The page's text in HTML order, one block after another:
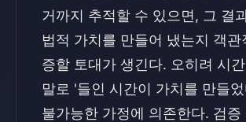
거까지 추적할 수 있으면, 그 결
법적 가치를 만들어 냈는지 객관
증할 토대가 생긴다. 오히려 시
말로 '들인 시간이 가치를 만들
불가능한 가정에 의존한다. 검증